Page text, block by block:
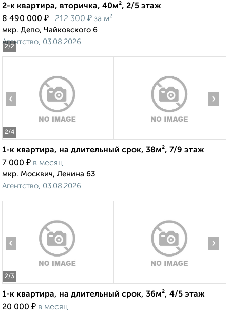
2/2
2-к квартира, вторичка, 40м², 2/5 этаж
8 490 000 ₽ 212 300 ₽ за м²
мкр. Депо, Чайковского 6
Агентство, 03.08.2026
2/4
‹ ›
1-к квартира, на длительный срок, 38м², 7/9 этаж
7 000 ₽ в месяц
мкр. Москвич, Ленина 63
Агентство, 03.08.2026
2/3
‹ ›
1-к квартира, на длительный срок, 36м², 4/5 этаж
20 000 ₽ в месяц